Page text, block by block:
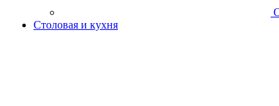
Столовая и кухня